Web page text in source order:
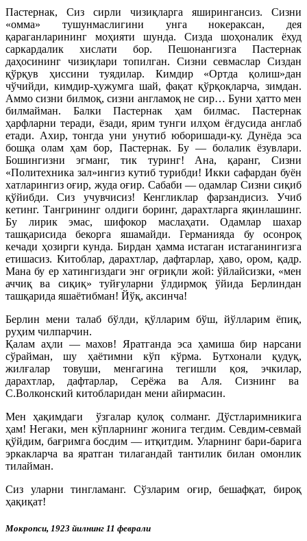
Пастернак, Сиз сирли чизиқларга яширингансиз. Сизни
«омма» тушунмаслигини унга нокераксан, дея
қараганларининг моҳияти шунда. Сизда шоҳоналик ёхуд
саркардалик хислати бор. Пешонангизга Пастернак
даҳосининг чизиқлари топилган. Сизни севмаслар Сиздан
қўрқув ҳиссини туядилар. Кимдир «Ортда қолиш»дан
чўчийди, кимдир-ҳужумга шай, фақат қўрқоқларча, зимдан.
Аммо сизни билмоқ, сизни англамоқ не сир… Буни ҳатто мен
билмайман. Балки Пастернак ҳам билмас. Пастернак
ҳарфларни теради, ёзади, ярим тунги илҳом ёғдусида англаб
етади. Ахир, тонгда уни унутиб юборишади-ку. Дунёда эса
бошқа олам ҳам бор, Пастернак. Бу — болалик ёзувлари.
Бошингизни эгманг, тик туринг! Ана, қаранг, Сизни
«Политехника зал»ингиз кутиб турибди! Икки сафардан буён
хатларингиз оғир, жуда оғир. Сабаби — одамлар Сизни сиқиб
қўйибди. Сиз учувчисиз! Кенгликлар фарзандисиз. Учиб
кетинг. Тангрининг олдиги боринг, дарахтларга яқинлашинг.
Бу лирик эмас, шифокор маслаҳати. Одамлар шахар
ташқарисида бекорга яшамайди. Германияда бу осонроқ
кечади ҳозирги кунда. Бирдан ҳамма истаган истаганингизга
етишасиз. Китоблар, дарахтлар, дафтарлар, ҳаво, ором, қадр.
Мана бу ер хатингиздаги энг оғриқли жой: ўйлайсизки, «мен
аччиқ ва сиқиқ» туйғуларни ўлдирмоқ ўйида Берлиндан
ташқарида яшаётибман! Йўқ, аксинча!
Берлин мени талаб бўлди, қўлларим бўш, йўлларим ёпиқ,
руҳим чилпарчин.
Қалам аҳли — махов! Яратганда эса ҳамиша бир нарсани
сўрайман, шу ҳаётимни кўп кўрма. Бутхонали қудуқ,
жилғалар товуши, менгагина тегишли қоя, эчкилар,
дарахтлар, дафтарлар, Серёжа ва Аля. Сизнинг ва
С.Волконский китобларидан мени айирмасин.
Мен ҳақимдаги ўзгалар қулоқ солманг. Дўстларимникига
ҳам! Негаки, мен кўпларнинг жонига тегдим. Севдим-севмай
қўйдим, бағримга босдим — итқитдим. Уларнинг бари-барига
эркакларча ва яратган тилагандай тантилик билан омонлик
тилайман.
Сиз уларни тингламанг. Сўзларим оғир, бешафқат, бироқ
ҳақиқат!
Мокропси, 1923 йилнинг 11 феврали